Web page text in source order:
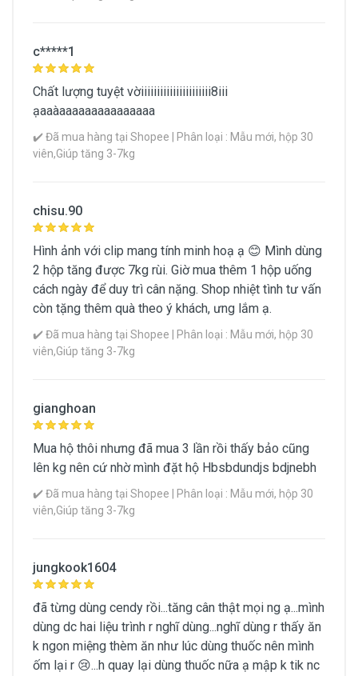
c*****1
Chất lượng tuyệt vờiiiiiiiiiiiiiiiiiiiiii8iii
ạaaàaaaaaaaaaaaaaaa
✔️ Đã mua hàng tại Shopee | Phân loại : Mẫu mới, hộp 30
viên,Giúp tăng 3-7kg
chisu.90
Hình ảnh với clip mang tính minh hoạ ạ 😊 Mình dùng
2 hộp tăng được 7kg rùi. Giờ mua thêm 1 hộp uống
cách ngày để duy trì cân nặng. Shop nhiệt tình tư vấn
còn tặng thêm quà theo ý khách, ưng lắm ạ.
✔️ Đã mua hàng tại Shopee | Phân loại : Mẫu mới, hộp 30
viên,Giúp tăng 3-7kg
gianghoan
Mua hộ thôi nhưng đã mua 3 lần rồi thấy bảo cũng
lên kg nên cứ nhờ mình đặt hộ Hbsbdundjs bdjnebh
✔️ Đã mua hàng tại Shopee | Phân loại : Mẫu mới, hộp 30
viên,Giúp tăng 3-7kg
jungkook1604
đã từng dùng cendy rồi...tăng cân thật mọi ng ạ...mình
dùng dc hai liệu trình r nghĩ dùng...nghĩ dùng r thấy ăn
k ngon miệng thèm ăn như lúc dùng thuốc nên mình
ốm lại r 😢...h quay lại dùng thuốc nữa ạ mập k tik nc